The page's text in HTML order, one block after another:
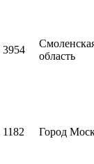
3954
область
1182 Город